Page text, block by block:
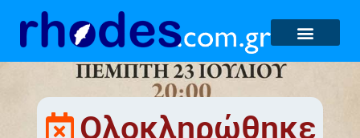
Ολοκληρώθηκε